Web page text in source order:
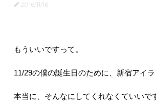
2016/11/16
もういいですって。
11/29の僕の誕生日のために、新宿アイ
本当に、そんなにしてくれなくていいで